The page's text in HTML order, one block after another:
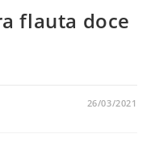
flauta doce
26/03/2021